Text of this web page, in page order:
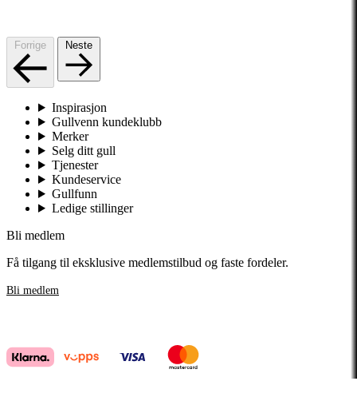
Forrige Neste
Inspirasjon
Gullvenn kundeklubb
Merker
Selg ditt gull
Tjenester
Kundeservice
Gullfunn
Ledige stillinger
Bli medlem
Få tilgang til eksklusive medlemstilbud og faste fordeler.
Bli medlem